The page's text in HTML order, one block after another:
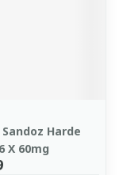
Harde
X 60mg